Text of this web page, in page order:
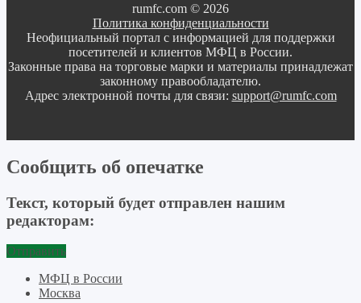
rumfc.com © 2026
Политика конфиденциальности
Неофициальный портал с информацией для поддержки
посетителей и клиентов МФЦ в России.
Законные права на торговые марки и материалы принадлежат
законному правообладателю.
Адрес электронной почты для связи: support@rumfc.com
Сообщить об опечатке
Текст, который будет отправлен нашим
редакторам:
Отправить
МФЦ в России
Москва